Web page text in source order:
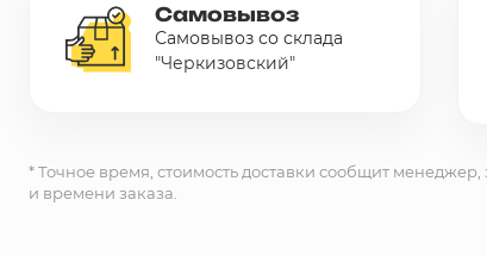
Самовывоз
Самовывоз со склада
"Черкизовский"
* Точное время, стоимость доставки сообщит менеджер,
и времени заказа.